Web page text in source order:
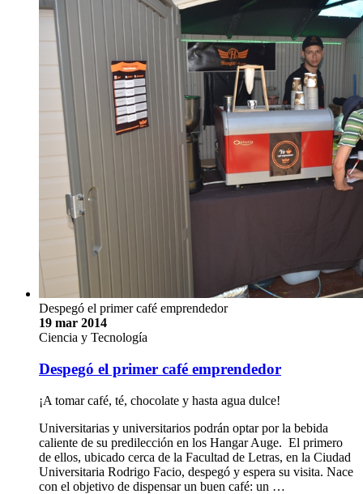
Despegó el primer café emprendedor
19 mar 2014
Ciencia y Tecnología
Despegó el primer café emprendedor
¡A tomar café, té, chocolate y hasta agua dulce!
Universitarias y universitarios podrán optar por la bebida
caliente de su predilección en los Hangar Auge. El primero
de ellos, ubicado cerca de la Facultad de Letras, en la Ciudad
Universitaria Rodrigo Facio, despegó y espera su visita. Nace
con el objetivo de dispensar un buen café: un …